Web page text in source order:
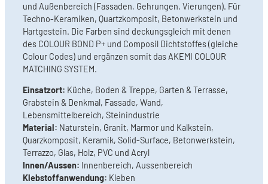
und Außenbereich (Fassaden, Gehrungen, Vierungen). Für
Techno-Keramiken, Quartzkomposit, Betonwerkstein und
Hartgestein. Die Farben sind deckungsgleich mit denen
des COLOUR BOND P+ und Composil Dichtstoffes (gleiche
Colour Codes) und ergänzen somit das AKEMI COLOUR
MATCHING SYSTEM.
Einsatzort: Küche, Boden & Treppe, Garten & Terrasse,
Grabstein & Denkmal, Fassade, Wand,
Lebensmittelbereich, Steinindustrie
Material: Naturstein, Granit, Marmor und Kalkstein,
Quarzkomposit, Keramik, Solid-Surface, Betonwerkstein,
Terrazzo, Glas, Holz, PVC und Acryl
Innen/Aussen: Innenbereich, Aussenbereich
Klebstoffanwendung: Kleben